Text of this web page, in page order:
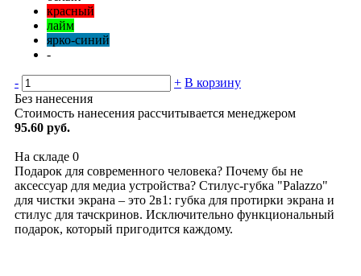
красный
лайм
ярко-синий
-
- + В корзину
Без нанесения
Стоимость нанесения рассчитывается менеджером
95.60 руб.
На складе 0
Подарок для современного человека? Почему бы не
аксессуар для медиа устройства? Стилус-губка "Palazzo"
для чистки экрана – это 2в1: губка для протирки экрана и
стилус для тачскринов. Исключительно функциональный
подарок, который пригодится каждому.